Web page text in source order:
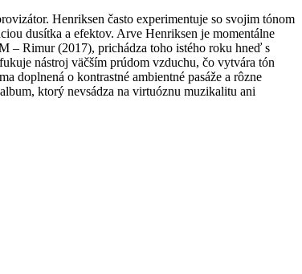
Henriksen často experimentuje so svojim tónom
dusítka a efektov. Arve Henriksen je momentálne
– Rimur (2017), prichádza toho istého roku hneď s
nástroj väčším prúdom vzduchu, čo vytvára tón
doplnená o kontrastné ambientné pasáže a rôzne
ktorý nevsádza na virtuóznu muzikalitu ani